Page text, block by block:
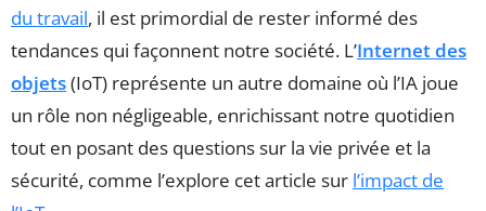
du travail, il est primordial de rester informé des
tendances qui façonnent notre société. L’Internet des
objets(IoT) représente un autre domaine où l’IA joue
un rôle non négligeable, enrichissant notre quotidien
tout en posant des questions sur la vie privée et la
sécurité, comme l’explore cet article sur l’impact de